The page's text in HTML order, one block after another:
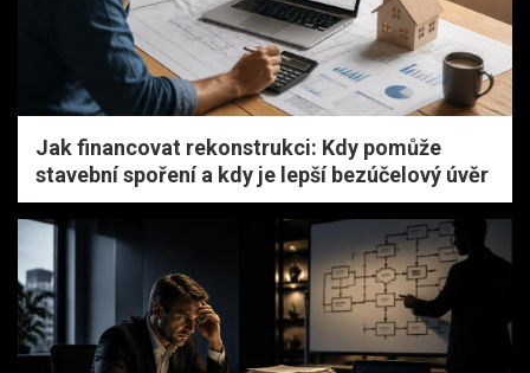
Jak financovat rekonstrukci: Kdy pomůže
stavební spoření a kdy je lepší bezúčelový úvěr